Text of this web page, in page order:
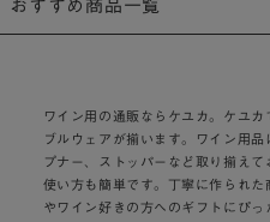
おすすめ商品一覧
ワイン用の通販ならケユカ。ケユ
ブルウェアが揃います。ワイン用
プナー、ストッパーなど取り揃えて
使い方も簡単です。丁寧に作られ
やワイン好きの方へのギフトにぴ